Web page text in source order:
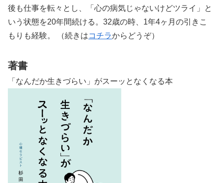
後も仕事を転々とし、「心の病気じゃないけどツライ」と
いう状態を20年間続ける。32歳の時、1年4ヶ月の引きこ
もりも経験。 （続きはコチラからどうぞ）
著書
「なんだか生きづらい」がスーッとなくなる本